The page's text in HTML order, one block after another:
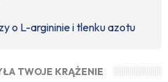
o L-argininie i tlenku azotu
TWOJE KRĄŻENIE